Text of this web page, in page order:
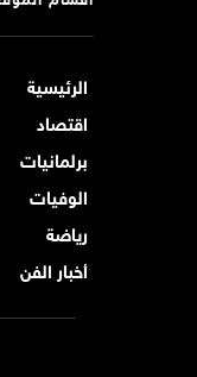
الرئيسية
اقتصاد
برلمانيات
الوفيات
رياضة
أخبار الفن